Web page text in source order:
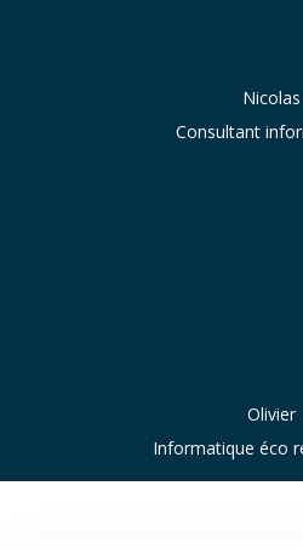
Nicolas
Consultant
Olivier
Informatique éco